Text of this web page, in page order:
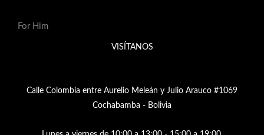
For Him
VISÍTANOS
Calle Colombia entre Aurelio Meleán y Julio Arauco #1069
Cochabamba - Bolivia